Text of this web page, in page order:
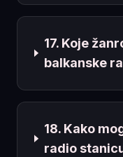
17. Koje
balkanske
18. Kako
radio